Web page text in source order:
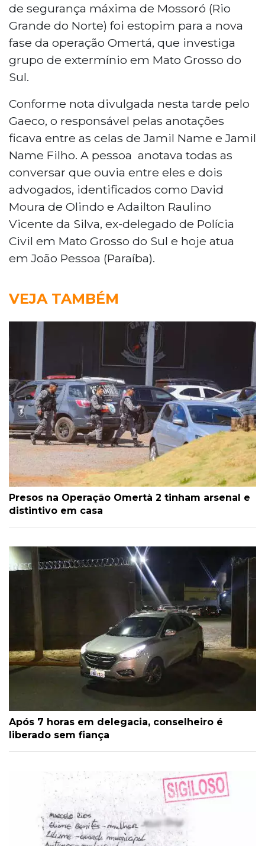
de segurança máxima de Mossoró (Rio
Grande do Norte) foi estopim para a nova
fase da operação Omertá, que investiga
grupo de extermínio em Mato Grosso do
Sul.
Conforme nota divulgada nesta tarde pelo
Gaeco, o responsável pelas anotações
ficava entre as celas de Jamil Name e Jamil
Name Filho. A pessoa anotava todas as
conversar que ouvia entre eles e dois
advogados, identificados como David
Moura de Olindo e Adailton Raulino
Vicente da Silva, ex-delegado de Polícia
Civil em Mato Grosso do Sul e hoje atua
em João Pessoa (Paraíba).
VEJA TAMBÉM
Presos na Operação Omertà 2 tinham arsenal e
distintivo em casa
Após 7 horas em delegacia, conselheiro é
liberado sem fiança